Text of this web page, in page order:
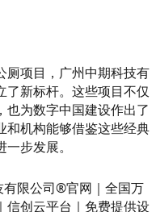
厕项目，广州中期科技有
了新标杆。这些项目不仅
也为数字中国建设作出了
和机构能够借鉴这些经典
步发展。